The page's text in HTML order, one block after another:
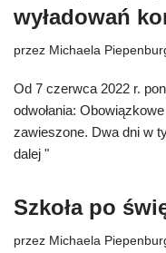
wyładowań
przez Michaela
Od 7 czerwca 2022 r.
odwołania:
zawieszone. Dwa dni w
dalej "
Szkoła po
przez Michaela